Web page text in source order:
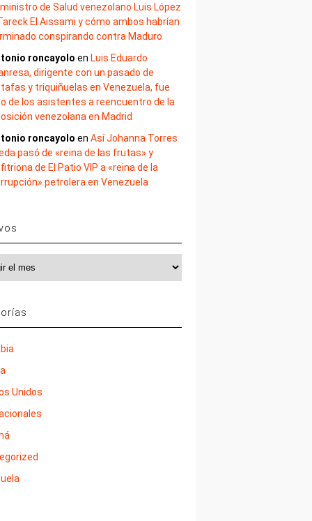
de Salud venezolano Luis López
El Aissami y cómo ambos habrían
conspirando contra Maduro
roncayolo en Luis Eduardo
dirigente con un pasado de
y triquiñuelas en Venezuela, fue
de los asistentes a reencuentro de la
venezolana en Madrid
roncayolo enAsí Johanna Torres
pasó de «reina de las frutas» y
de El Patio VIP a «reina de la
petrolera en Venezuela
Unidos